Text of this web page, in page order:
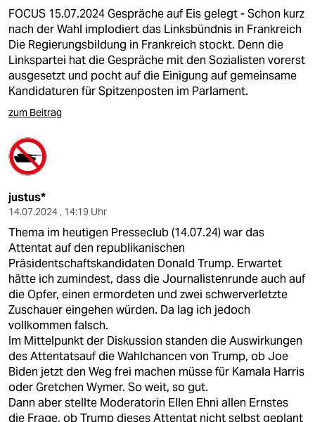
FOCUS 15.07.2024 Gespräche auf Eis gelegt - Schon kurz
nach der Wahl implodiert das Linksbündnis in Frankreich
Die Regierungsbildung in Frankreich stockt. Denn die
Linkspartei hat die Gespräche mit den Sozialisten vorerst
ausgesetzt und pocht auf die Einigung auf gemeinsame
Kandidaturen für Spitzenposten im Parlament.
zum Beitrag
justus*
14.07.2024 , 14:19 Uhr
Thema im heutigen Presseclub (14.07.24) war das
Attentat auf den republikanischen
Präsidentschaftskandidaten Donald Trump. Erwartet
hätte ich zumindest, dass die Journalistenrunde auch auf
die Opfer, einen ermordeten und zwei schwerverletzte
Zuschauer eingehen würden. Da lag ich jedoch
vollkommen falsch.
Im Mittelpunkt der Diskussion standen die Auswirkungen
des Attentatsauf die Wahlchancen von Trump, ob Joe
Biden jetzt den Weg frei machen müsse für Kamala Harris
oder Gretchen Wymer. So weit, so gut.
Dann aber stellte Moderatorin Ellen Ehni allen Ernstes
die Frage, ob Trump dieses Attentat nicht selbst geplant